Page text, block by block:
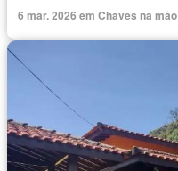
6 mar. 2026 em Chaves na mão